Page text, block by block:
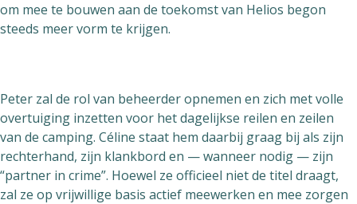
om mee te bouwen aan de toekomst van Helios begon
steeds meer vorm te krijgen.
Peter zal de rol van beheerder opnemen en zich met volle
overtuiging inzetten voor het dagelijkse reilen en zeilen
van de camping. Céline staat hem daarbij graag bij als zijn
rechterhand, zijn klankbord en — wanneer nodig — zijn
“partner in crime”. Hoewel ze officieel niet de titel draagt,
zal ze op vrijwillige basis actief meewerken en mee zorgen